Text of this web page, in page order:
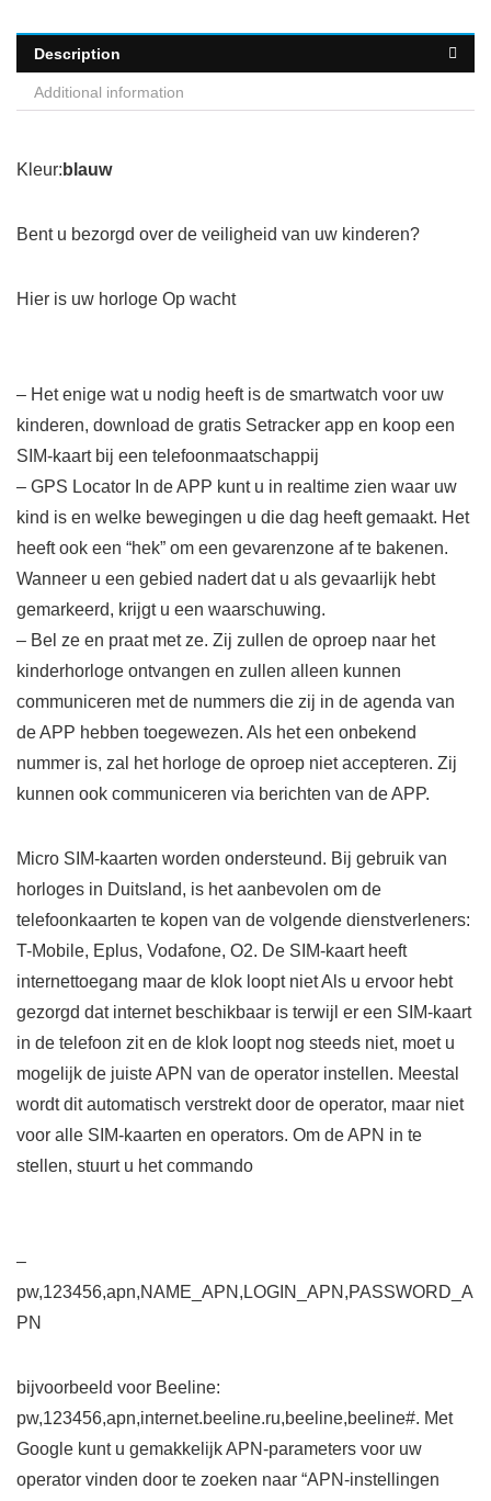
Description
Additional information
Kleur: blauw
Bent u bezorgd over de veiligheid van uw kinderen?
Hier is uw horloge Op wacht
– Het enige wat u nodig heeft is de smartwatch voor uw
kinderen, download de gratis Setracker app en koop een
SIM-kaart bij een telefoonmaatschappij
– GPS Locator In de APP kunt u in realtime zien waar uw
kind is en welke bewegingen u die dag heeft gemaakt. Het
heeft ook een “hek” om een gevarenzone af te bakenen.
Wanneer u een gebied nadert dat u als gevaarlijk hebt
gemarkeerd, krijgt u een waarschuwing.
– Bel ze en praat met ze. Zij zullen de oproep naar het
kinderhorloge ontvangen en zullen alleen kunnen
communiceren met de nummers die zij in de agenda van
de APP hebben toegewezen. Als het een onbekend
nummer is, zal het horloge de oproep niet accepteren. Zij
kunnen ook communiceren via berichten van de APP.
Micro SIM-kaarten worden ondersteund. Bij gebruik van
horloges in Duitsland, is het aanbevolen om de
telefoonkaarten te kopen van de volgende dienstverleners:
T-Mobile, Eplus, Vodafone, O2. De SIM-kaart heeft
internettoegang maar de klok loopt niet Als u ervoor hebt
gezorgd dat internet beschikbaar is terwijl er een SIM-kaart
in de telefoon zit en de klok loopt nog steeds niet, moet u
mogelijk de juiste APN van de operator instellen. Meestal
wordt dit automatisch verstrekt door de operator, maar niet
voor alle SIM-kaarten en operators. Om de APN in te
stellen, stuurt u het commando
–
pw,123456,apn,NAME_APN,LOGIN_APN,PASSWORD_A
PN
bijvoorbeeld voor Beeline:
pw,123456,apn,internet.beeline.ru,beeline,beeline#. Met
Google kunt u gemakkelijk APN-parameters voor uw
operator vinden door te zoeken naar “APN-instellingen